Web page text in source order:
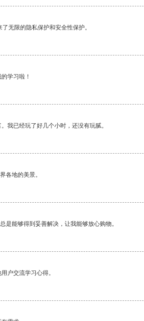
无限的隐私保护和安全性保护。
学习啦！
我已经玩了好几个小时，还没有玩腻。
各地的美景。
是能够得到妥善解决，让我能够放心购物。
户交流学习心得。